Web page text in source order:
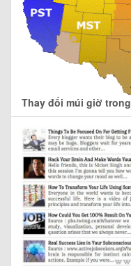
Thay đổi múi giờ